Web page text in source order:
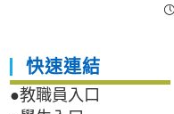
快速連結
●教職員入口